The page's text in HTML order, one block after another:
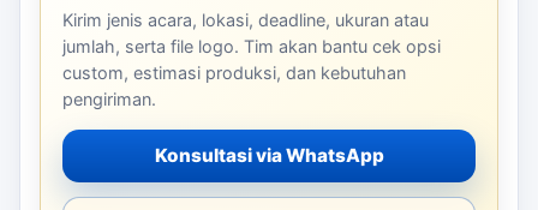
Kirim jenis acara, lokasi, deadline, ukuran atau
jumlah, serta file logo. Tim akan bantu cek opsi
custom, estimasi produksi, dan kebutuhan
pengiriman.
Konsultasi via WhatsApp